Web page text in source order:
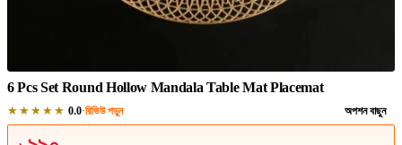
6 Pcs Set Round Hollow Mandala Table Mat Placemat
★★★★★ 0.0·রিভিউ পড়ুন অপশন বাছুন